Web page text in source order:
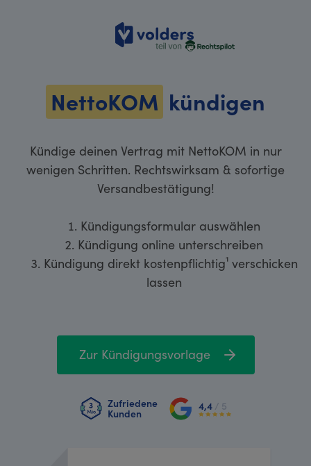
volders
NettoKOM kündigen
Kündige deinen Vertrag mit NettoKOM in nur
wenigen Schritten. Rechtswirksam & sofortige
Versandbestätigung!
Kündigungsformular auswählen
Kündigung online unterschreiben
Kündigung direkt kostenpflichtig¹ verschicken
lassen
Zur Kündigungsvorlage
Zufriedene
Kunden
4,4 / 5